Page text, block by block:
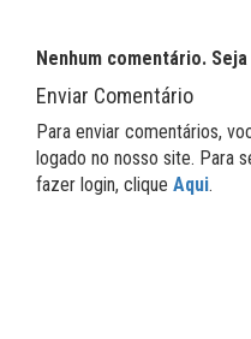
Nenhum comentário.
Enviar Comentário
Para enviar comentários,
logado no nosso site. Para
fazer login, clique Aqui.